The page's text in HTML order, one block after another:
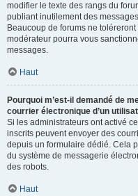
modifier le texte des rangs du
publiant inutilement des
Beaucoup de forums ne
modérateur pourra vous
messages.
Haut
Pourquoi m’est-il demandé de
courrier électronique d’un
Si les administrateurs ont activé
inscrits peuvent envoyer des
depuis un formulaire dédié. Cela
du système de messagerie
des robots.
Haut